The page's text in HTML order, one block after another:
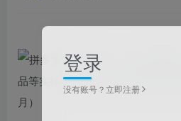
登录
没有账号？立即注册